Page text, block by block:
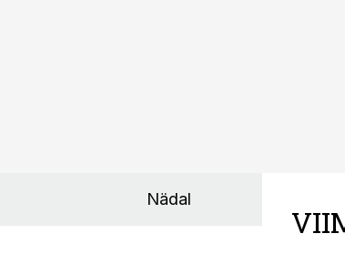
Nädal